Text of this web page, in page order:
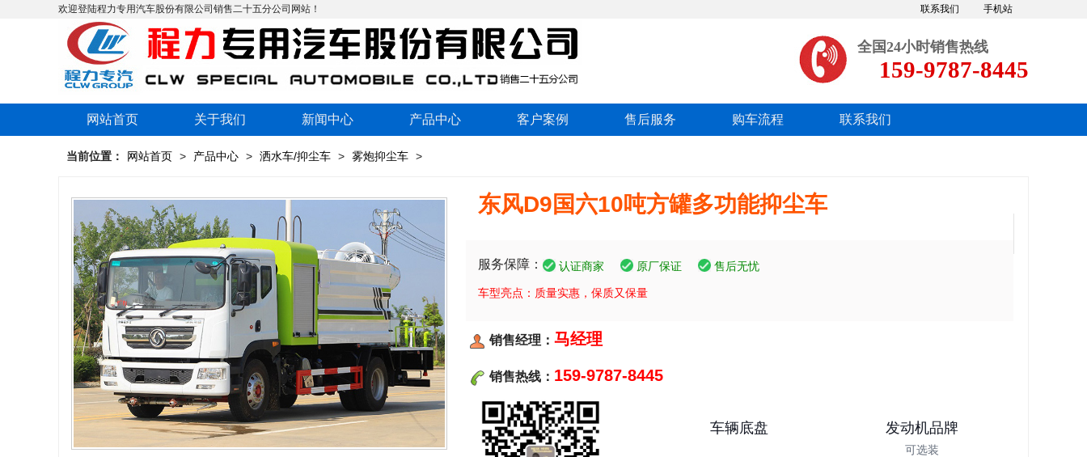
欢迎登陆程力专用汽车股份有限公司销售二十五分公司网站！ 手机站
联系我们
全国24小时销售热线
159-9787-8445
网站首页 关于我们 新闻中心 产品中心 客户案例 售后服务 购车流程 联系我们
当前位置： 网站首页 > 产品中心 > 洒水车/抑尘车 > 雾炮抑尘车 >
东风D9国六10吨方罐多功能抑尘车
服务保障： 认证商家 原厂保证 售后无忧
车型亮点：质量实惠，保质又保量
销售经理： 马经理
销售热线： 159-9787-8445
车辆底盘 发动机品牌
可选装